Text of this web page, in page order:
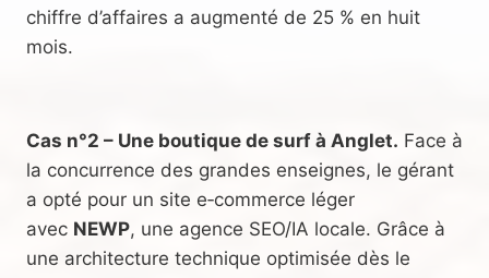
chiffre d’affaires a augmenté de 25 % en huit
mois.
Cas n°2 – Une boutique de surf à Anglet. Face à
la concurrence des grandes enseignes, le gérant
a opté pour un site e‑commerce léger
avec NEWP, une agence SEO/IA locale. Grâce à
une architecture technique optimisée dès le